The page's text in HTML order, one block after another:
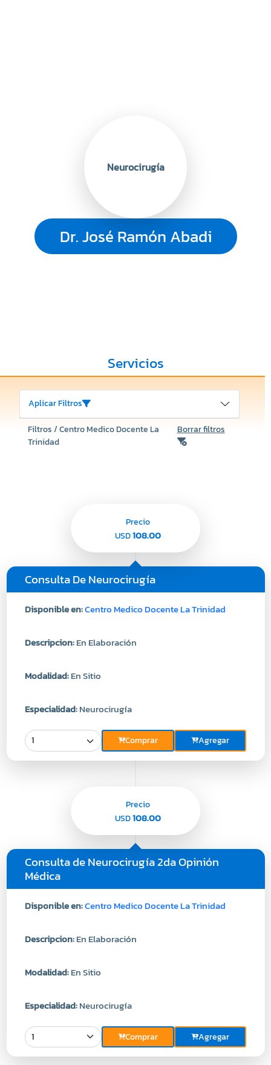
Dr. José Ramón Abadi
Neurocirugía
Servicios
Aplicar Filtros
Filtros / Centro Medico Docente La
Trinidad
Borrar filtros
Consulta De Neurocirugía
Disponible en:Centro Medico Docente La Trinidad
Descripcion:En Elaboración
Modalidad:En Sitio
Especialidad:Neurocirugía
Comprar Agregar
Precio
USD108.00
Consulta de Neurocirugía 2da Opinión
Médica
Disponible en:Centro Medico Docente La Trinidad
Descripcion:En Elaboración
Modalidad:En Sitio
Especialidad:Neurocirugía
Comprar Agregar
Precio
USD108.00